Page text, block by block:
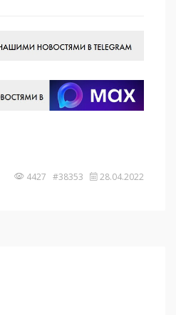
4427 #38353 28.04.2022